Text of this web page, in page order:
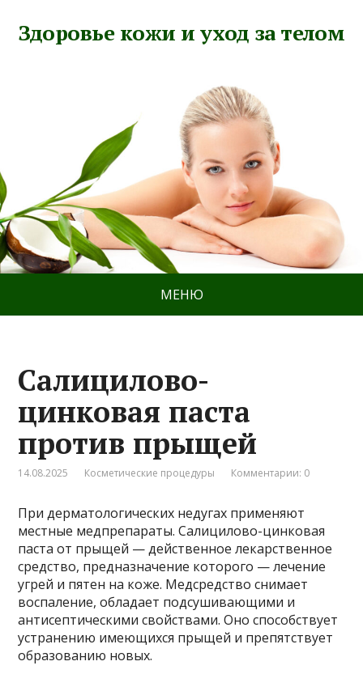
Здоровье кожи и уход за телом
МЕНЮ
Салицилово-
цинковая паста
против прыщей
14.08.2025 Косметические процедуры Комментарии: 0
При дерматологических недугах применяют
местные медпрепараты. Салицилово-цинковая
паста от прыщей — действенное лекарственное
средство, предназначение которого — лечение
угрей и пятен на коже. Медсредство снимает
воспаление, обладает подсушивающими и
антисептическими свойствами. Оно способствует
устранению имеющихся прыщей и препятствует
образованию новых.